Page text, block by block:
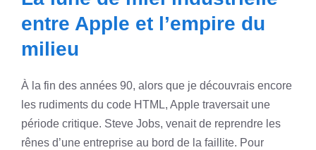
entre Apple et l’empire du
milieu
À la fin des années 90, alors que je découvrais encore
les rudiments du code HTML, Apple traversait une
période critique. Steve Jobs, venait de reprendre les
rênes d’une entreprise au bord de la faillite. Pour